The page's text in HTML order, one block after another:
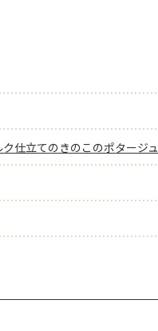
ク仕立てのきのこのポタージュ